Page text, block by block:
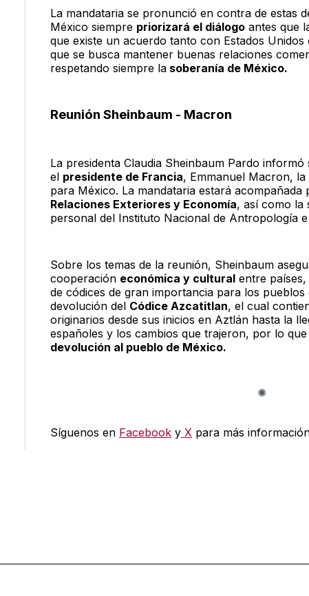
La mandataria se pronunció en contra de estas
México siempre priorizará el diálogoantes que
que existe un acuerdo tanto con Estados
que se busca mantener buenas relaciones
respetando siempre lasoberanía de México.
Reunión Sheinbaum - Macron
La presidenta Claudia Sheinbaum Pardo
el presidente de Francia, Emmanuel Macron,
para México. La mandataria estará acompañada
Relaciones Exteriores y Economía, así como la
personal del Instituto Nacional de Antropología
Sobre los temas de la reunión, Sheinbaum
cooperación económica y culturalentre países,
de códices de gran importancia para los
devolución del Códice Azcatitlan, el cual
originarios desde sus inicios en Aztlán hasta la
españoles y los cambios que trajeron, por lo
devolución al pueblo de México.
Síguenos en FacebookyXpara más